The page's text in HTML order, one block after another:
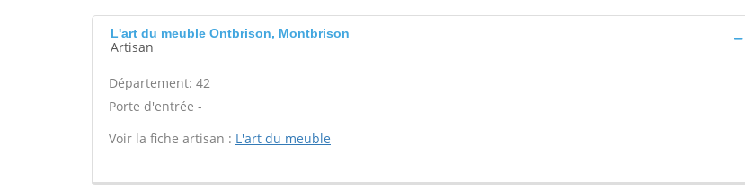
L'art du meuble Ontbrison, Montbrison
Artisan
Département: 42
Porte d'entrée -
Voir la fiche artisan : L'art du meuble